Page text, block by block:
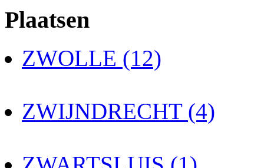
Plaatsen
ZWOLLE (12)
ZWIJNDRECHT (4)